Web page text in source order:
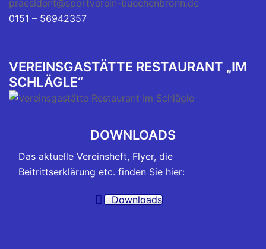
praesident@sportverein-buechenbronn.de
0151 – 56942357
VEREINSGASTÄTTE RESTAURANT „IM
SCHLÄGLE“
DOWNLOADS
Das aktuelle Vereinsheft, Flyer, die
Beitrittserklärung etc. finden Sie hier:
Downloads